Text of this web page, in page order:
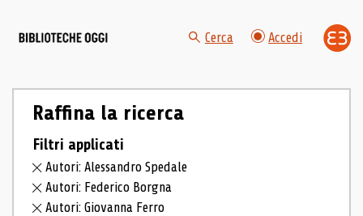
Cerca Accedi
Raffina la ricerca
Filtri applicati
Autori: Alessandro Spedale
Autori: Federico Borgna
Autori: Giovanna Ferro